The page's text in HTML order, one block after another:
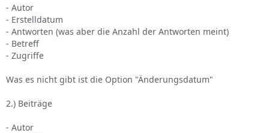
- Autor
- Erstelldatum
- Antworten (was aber die Anzahl der Antworten meint)
- Betreff
- Zugriffe
Was es nicht gibt ist die Option "Änderungsdatum"
2.) Beiträge
- Autor